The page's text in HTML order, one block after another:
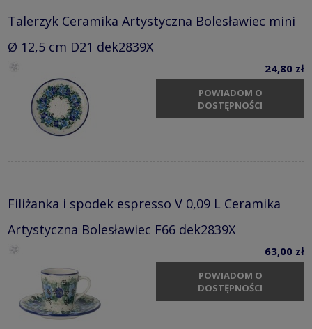
Talerzyk Ceramika Artystyczna Bolesławiec mini
Ø 12,5 cm D21 dek2839X
24,80 zł
POWIADOM O
DOSTĘPNOŚCI
Filiżanka i spodek espresso V 0,09 L Ceramika
Artystyczna Bolesławiec F66 dek2839X
63,00 zł
POWIADOM O
DOSTĘPNOŚCI